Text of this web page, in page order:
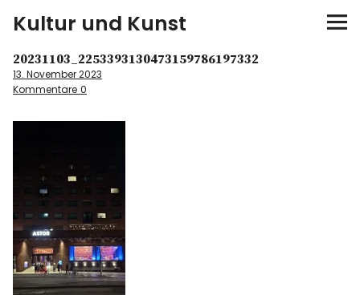
Kultur und Kunst
kultur & kunst
Konzerte
Museen bei…
Bloggerreisen
20231103_2253393130473159786197332
13. November 2023
Kommentare 0